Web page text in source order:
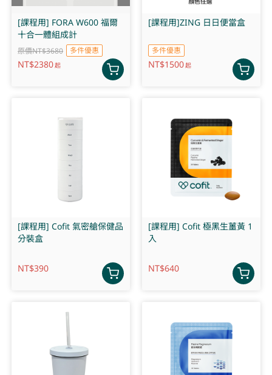
[課程用] FORA W600 福爾
十合一體組成計
原價NT$3680 多件優惠
NT$2380起
[課程用]ZING 日日便當盒
多件優惠
NT$1500起
[課程用] Cofit 氣密艙保健品
分裝盒
NT$390
[課程用] Cofit 極黑生薑黃 1
入
NT$640